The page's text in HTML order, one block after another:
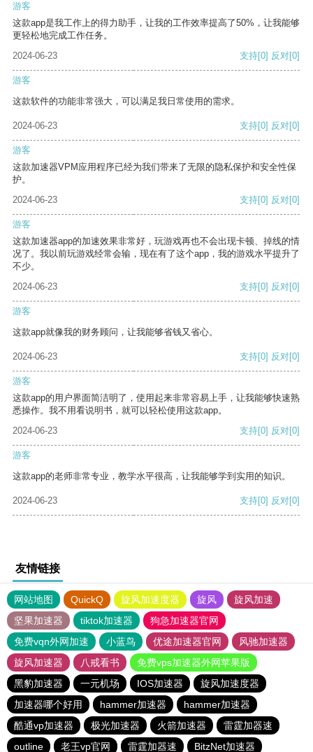
游客
这款app是我工作上的得力助手，让我的工作效率提高了50%，让我能够
更轻松地完成工作任务。
2024-06-23
支持[0] 反对[0]
游客
这款软件的功能非常强大，可以满足我日常使用的需求。
2024-06-23 支持[0] 反对[0]
游客
这款加速器VPM应用程序已经为我们带来了无限的隐私保护和安全性保
护。
2024-06-23
支持[0] 反对[0]
游客
这款加速器app的加速效果非常好，玩游戏再也不会出现卡顿、掉线的情
况了。我以前玩游戏经常会输，现在有了这个app，我的游戏水平提升了
不少。
2024-06-23
支持[0] 反对[0]
游客
这款app就像我的财务顾问，让我能够省钱又省心。
2024-06-23 支持[0] 反对[0]
游客
这款app的用户界面简洁明了，使用起来非常容易上手，让我能够快速熟
悉操作。我不用看说明书，就可以轻松使用这款app。
2024-06-23
支持[0] 反对[0]
游客
这款app的老师非常专业，教学水平很高，让我能够学到实用的知识。
2024-06-23 支持[0] 反对[0]
友情链接
网站地图 QuickQ 旋风加速度器 旋风
旋风加速
坚果加速器
tiktok加速器
狗急加速器官网
免费vqn外网加速
小蓝鸟 优途加速器官网
风驰加速器
旋风加速器
八戒看书
免费vps加速器外网苹果版
黑豹加速器
一元机场 IOS加速器
旋风加速度器
加速器哪个好用
hammer加速器
hammer加速器
酷通vp加速器
极光加速器 火箭加速器
雷霆加器速
outline
老王vp官网 雷霆加器速 BitzNet加速器